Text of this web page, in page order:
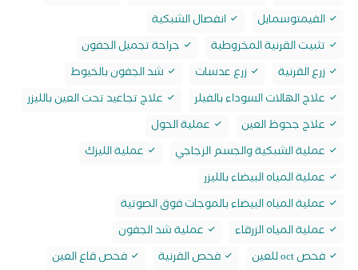
الفيمتوسمايل
انفصال الشبكية
تثبيت القرنية المخروطية
جراحة تجميل الجفون
زرع القرنية
زرع عدسات
شد الجفون بالخيوط
علاج الهالات السوداء بالفيلر
علاج تجاعيد تحت العين بالليزر
علاج جحوظ العين
عملية الحول
عملية الشبكية والجسم الزجاجي
عملية الليزك
عملية المياه البيضاء بالليزر
عملية المياه البيضاء بالموجات فوق الصوتية
عملية المياه الزرقاء
عملية شد الجفون
فحص oct للعين
فحص القرنية
فحص قاع العين